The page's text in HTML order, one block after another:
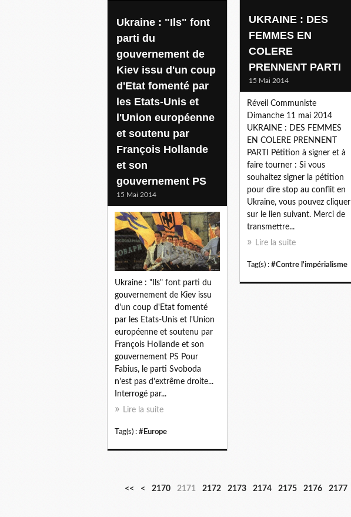
UKRAINE : DES
FEMMES EN
COLERE
PRENNENT PARTI
15 Mai 2014
Réveil Communiste
Dimanche 11 mai 2014
UKRAINE : DES FEMMES
EN COLERE PRENNENT
PARTI Pétition à signer et à
faire tourner : Si vous
souhaitez signer la pétition
pour dire stop au conflit en
Ukraine, vous pouvez cliquer
sur le lien suivant. Merci de
transmettre...
Lire la suite
Tag(s) : #Contre l'impérialisme
Ukraine : "Ils" font
parti du
gouvernement de
Kiev issu d'un coup
d'Etat fomenté par
les Etats-Unis et
l'Union européenne
et soutenu par
François Hollande
et son
gouvernement PS
15 Mai 2014
Ukraine : "Ils" font parti du
gouvernement de Kiev issu
d'un coup d'Etat fomenté
par les Etats-Unis et l'Union
européenne et soutenu par
François Hollande et son
gouvernement PS Pour
Fabius, le parti Svoboda
n’est pas d’extrême droite...
Interrogé par...
Lire la suite
Tag(s) : #Europe
<< <
2
2
2
2
2
2
2
2170 2171 2172 2173 2174 2175 2176 2177